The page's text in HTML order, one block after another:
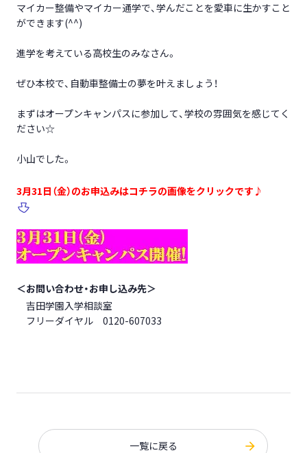
マイカー整備やマイカー通学で、学んだことを愛車に生かすこと
ができます(^^)
進学を考えている高校生のみなさん。
ぜひ本校で、自動車整備士の夢を叶えましょう！
まずはオープンキャンパスに参加して、学校の雰囲気を感じてく
ださい☆
小山でした。
3月31日（金）のお申込みはコチラの画像をクリックです♪
＜お問い合わせ・お申し込み先＞
吉田学園入学相談室
フリーダイヤル 0120-607033
一覧に戻る